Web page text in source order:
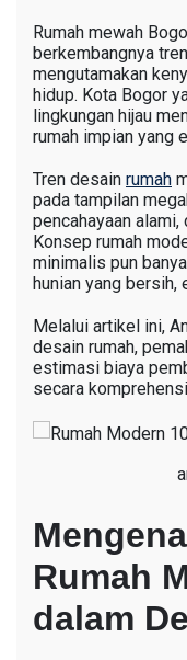
Rumah mewah
berkembangnya
mengutamakan
hidup. Kota Bogor
lingkungan hijau
rumah impian yang
Tren desain rumah
pada tampilan
pencahayaan
Konsep rumah
minimalis pun
hunian yang bersih,
Melalui artikel ini,
desain rumah,
estimasi biaya
secara
Rumah
dalam